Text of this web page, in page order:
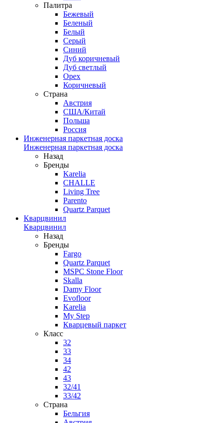
Палитра
Бежевый
Беленый
Белый
Серый
Синий
Дуб коричневый
Дуб светлый
Орех
Коричневый
Страна
Австрия
США/Китай
Польша
Россия
Инженерная паркетная доска
Инженерная паркетная доска
Назад
Бренды
Karelia
CHALLE
Living Tree
Parento
Quartz Parquet
Кварцвинил
Кварцвинил
Назад
Бренды
Fargo
Quartz Parquet
MSPC Stone Floor
Skalla
Damy Floor
Evofloor
Karelia
My Step
Кварцевый паркет
Класс
32
33
34
42
43
32/41
33/42
Страна
Бельгия